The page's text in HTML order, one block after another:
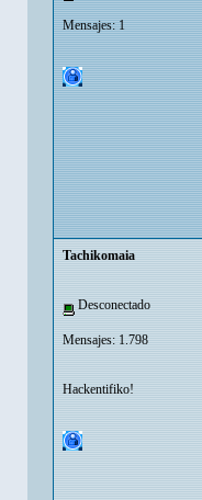
Mensajes: 1
Tachikomaia
Desconectado
Mensajes: 1.798
Hackentifiko!